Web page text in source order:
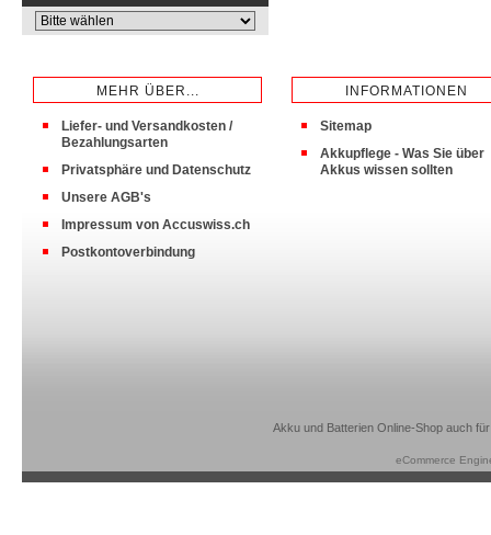
MEHR ÜBER...
Liefer- und Versandkosten /
Bezahlungsarten
Privatsphäre und Datenschutz
Unsere AGB's
Impressum von Accuswiss.ch
Postkontoverbindung
INFORMATIONEN
Sitemap
Akkupflege - Was Sie über
Akkus wissen sollten
Akku und Batterien Online-Shop auch
eCommerce